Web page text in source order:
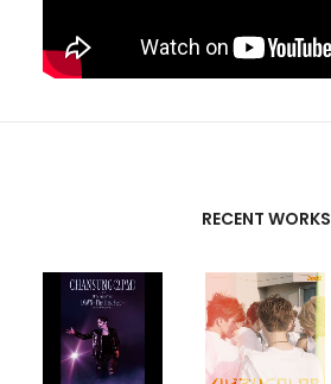
RECENT WORKS
CREATIVE